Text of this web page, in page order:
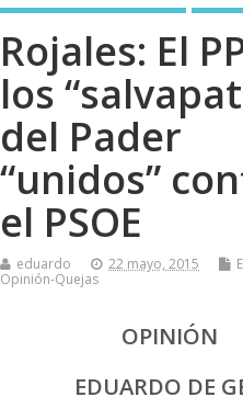
Rojales: El
los
del Pader
“unidos”
el PSOE
eduardo 22 mayo, 2015
Opinión-Quejas
OPINIÓN
EDUARDO DE